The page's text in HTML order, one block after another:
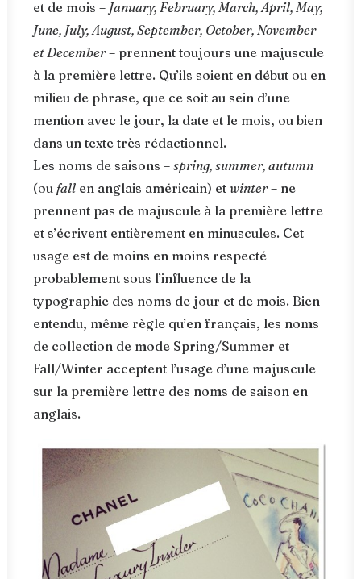
et de mois – January, February, March, April, May,
June, July, August, September, October, November
et December– prennent toujours une majuscule
à la première lettre. Qu’ils soient en début ou en
milieu de phrase, que ce soit au sein d’une
mention avec le jour, la date et le mois, ou bien
dans un texte très rédactionnel.
Les noms de saisons – spring, summer, autumn
(ou fall en anglais américain) et winter– ne
prennent pas de majuscule à la première lettre
et s’écrivent entièrement en minuscules. Cet
usage est de moins en moins respecté
probablement sous l’influence de la
typographie des noms de jour et de mois. Bien
entendu, même règle qu’en français, les noms
de collection de mode Spring/Summer et
Fall/Winter acceptent l’usage d’une majuscule
sur la première lettre des noms de saison en
anglais.